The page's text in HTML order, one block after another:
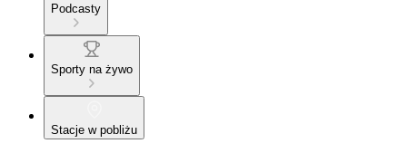
Podcasty
Sporty na żywo
Stacje w pobliżu